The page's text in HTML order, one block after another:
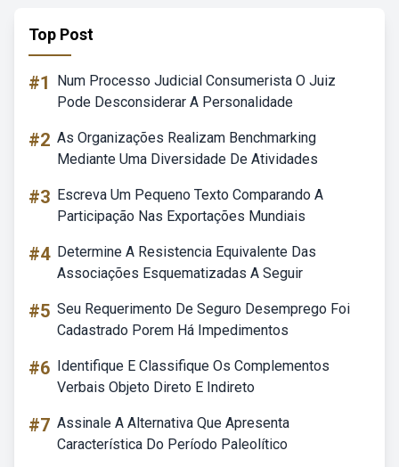
Top Post
#1
Num Processo Judicial Consumerista O Juiz
Pode Desconsiderar A Personalidade
#2 As Organizações Realizam Benchmarking
Mediante Uma Diversidade De Atividades
#3 Escreva Um Pequeno Texto Comparando A
Participação Nas Exportações Mundiais
#4 Determine A Resistencia Equivalente Das
Associações Esquematizadas A Seguir
#5 Seu Requerimento De Seguro Desemprego Foi
Cadastrado Porem Há Impedimentos
#6 Identifique E Classifique Os Complementos
Verbais Objeto Direto E Indireto
#7 Assinale A Alternativa Que Apresenta
Característica Do Período Paleolítico